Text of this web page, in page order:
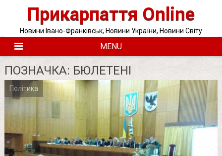
Прикарпаття Online
Новини Івано-Франківськ, Новини України, Новини Світу
MENU
ПОЗНАЧКА: БЮЛЕТЕНІ
Політика